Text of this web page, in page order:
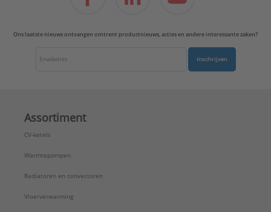
Ons laatste nieuws ontvangen omtrent productnieuws, acties en andere interessante zaken?
Inschrijven
Assortiment
CV-ketels
Warmtepompen
Radiatoren en convectoren
Vloerverwarming